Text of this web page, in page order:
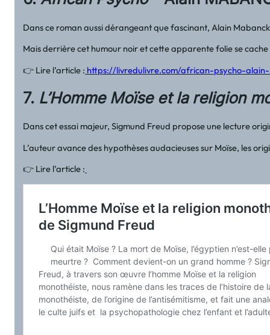
Dans ce roman aussi dérangeant que fascinant, Alain
Mais derrière cet humour noir et cette apparente folie se
👉 Lire l’article : https://livredulivre.com/african-psycho-
7. L’Homme Moïse et la religion
Dans cet essai majeur, Sigmund Freud propose une lecture
L’auteur avance des hypothèses audacieuses sur Moïse, les
👉 Lire l’article :